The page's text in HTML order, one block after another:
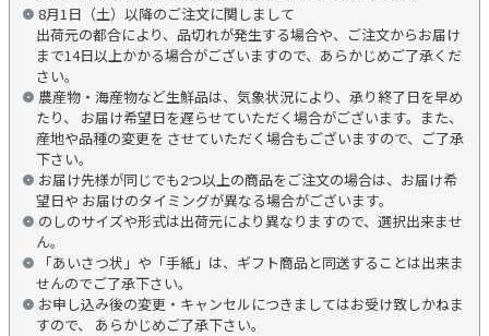
8月1日（土）以降のご注文に関しまして
出荷元の都合により、品切れが発生する場合や、ご注文からお届け
まで14日以上かかる場合がございますので、あらかじめご了承くだ
さい。
農産物・海産物など生鮮品は、気象状況により、承り終了日を早め
たり、 お届け希望日を遅らせていただく場合がございます。また、
産地や品種の変更を させていただく場合もございますので、ご了承
下さい。
お届け先様が同じでも2つ以上の商品をご注文の場合は、お届け希
望日や お届けのタイミングが異なる場合がございます。
のしのサイズや形式は出荷元により異なりますので、選択出来ませ
ん。
「あいさつ状」や「手紙」は、ギフト商品と同送することは出来ま
せんのでご了承下さい。
お申し込み後の変更・キャンセルにつきましてはお受け致しかねま
すので、 あらかじめご了承下さい。